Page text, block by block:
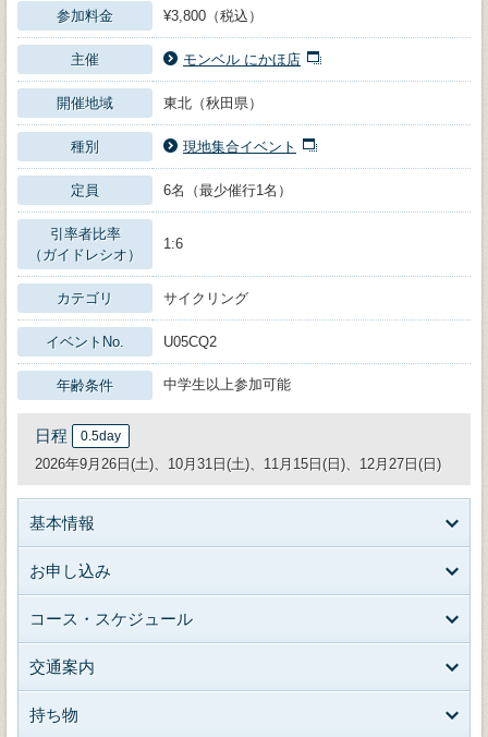
参加料金 ¥3,800（税込）
主催 モンベル にかほ店
開催地域 東北（秋田県）
種別 現地集合イベント
定員 6名（最少催行1名）
引率者比率
（ガイドレシオ）
1:6
カテゴリ サイクリング
イベントNo. U05CQ2
年齢条件 中学生以上参加可能
日程 0.5day
2026年9月26日(土)、10月31日(土)、11月15日(日)、12月27日(日)
基本情報
お申し込み
コース・スケジュール
交通案内
持ち物